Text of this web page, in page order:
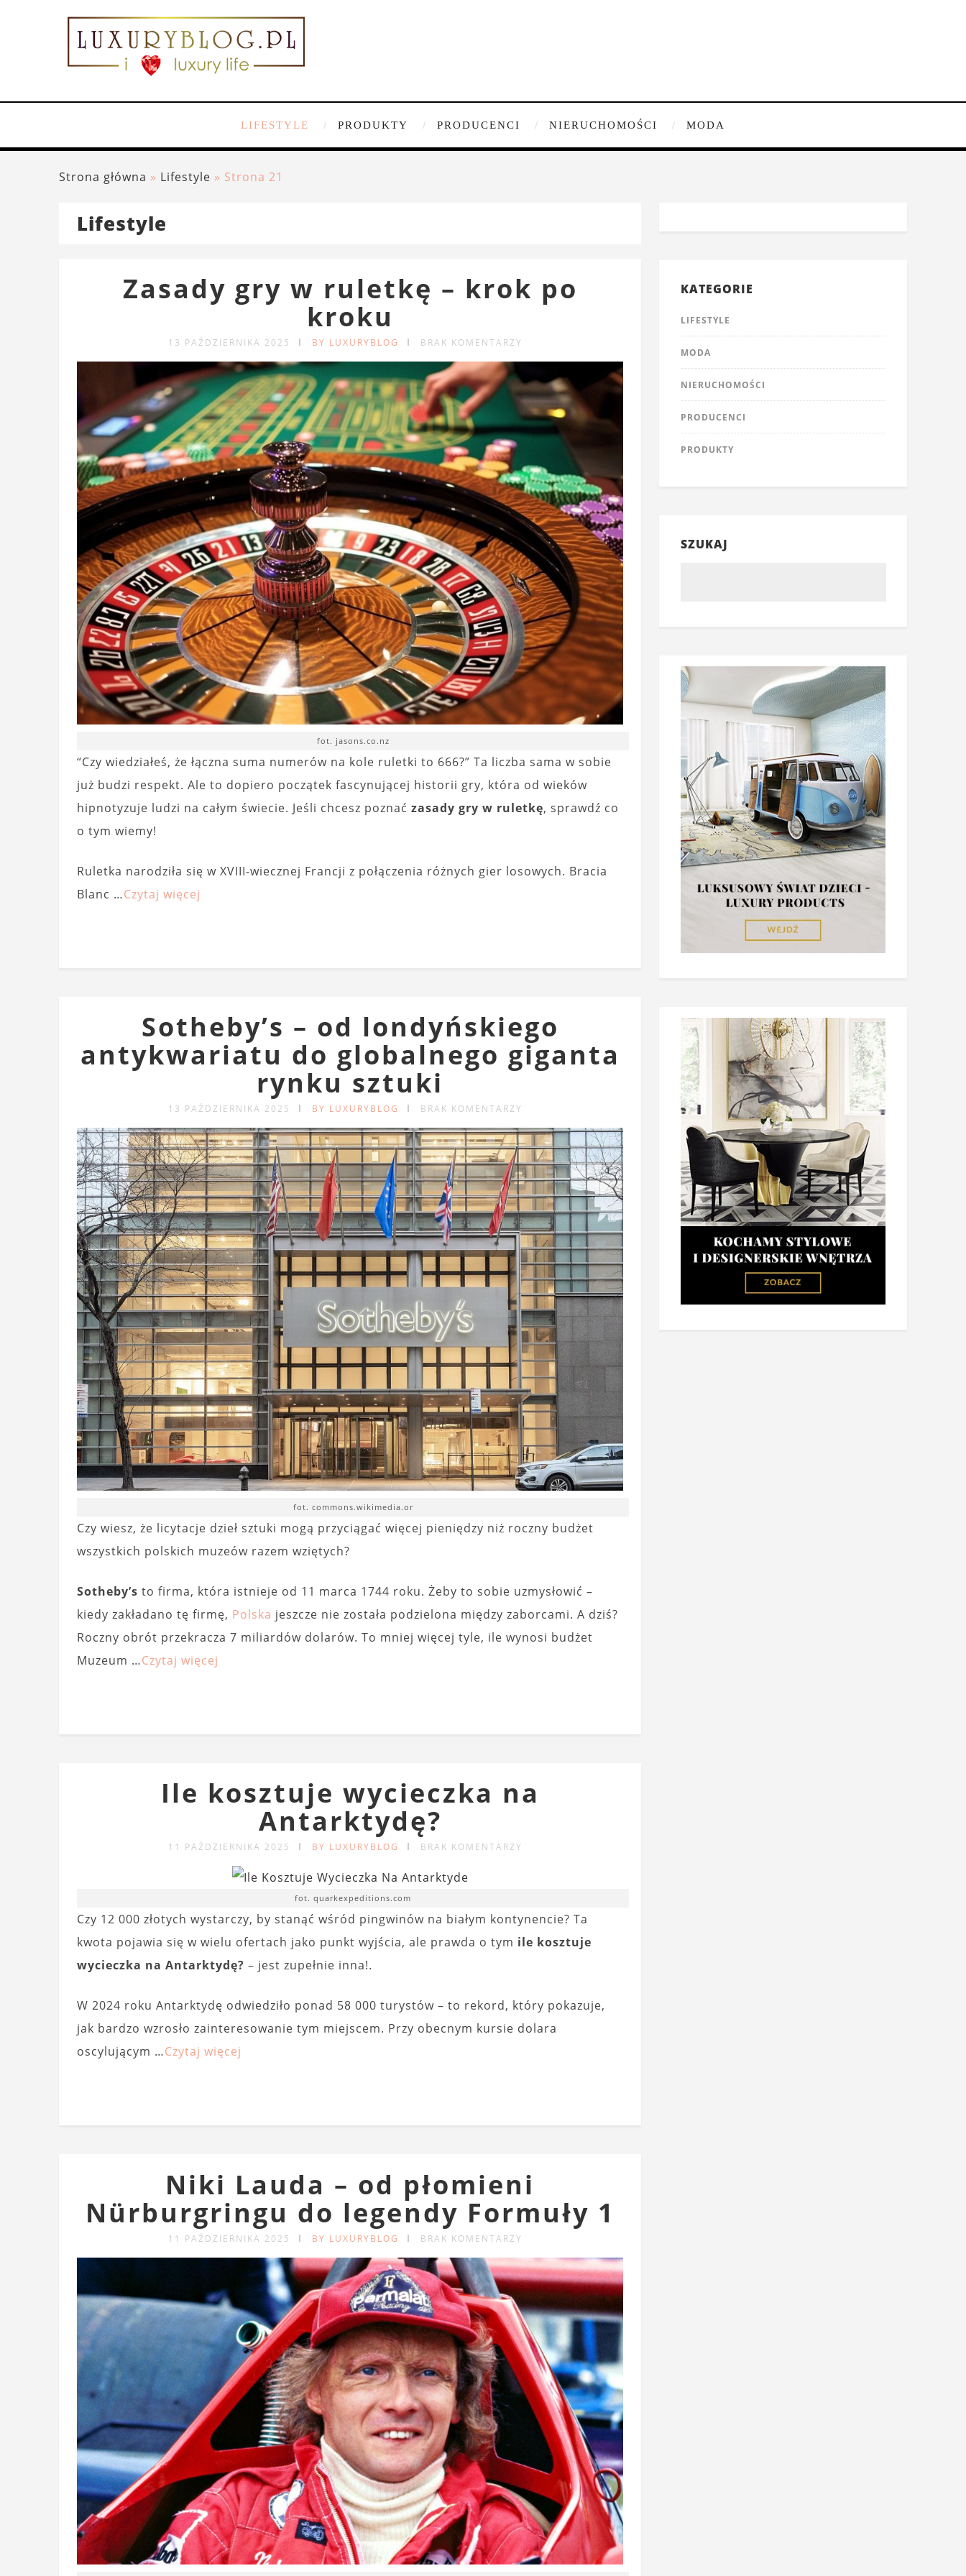
LIFESTYLE PRODUKTY PRODUCENCI NIERUCHOMOŚCI MODA
Strona główna » Lifestyle » Strona 21
Lifestyle
Zasady gry w ruletkę – krok po
kroku
13 PAŹDZIERNIKA 2025 BY LUXURYBLOG BRAK KOMENTARZY
fot. jasons.co.nz
“Czy wiedziałeś, że łączna suma numerów na kole ruletki to 666?” Ta liczba sama w sobie
już budzi respekt. Ale to dopiero początek fascynującej historii gry, która od wieków
hipnotyzuje ludzi na całym świecie. Jeśli chcesz poznać zasady gry w ruletkę, sprawdź co
o tym wiemy!
Ruletka narodziła się w XVIII-wiecznej Francji z połączenia różnych gier losowych. Bracia
Blanc …Czytaj więcej
Sotheby’s – od londyńskiego
antykwariatu do globalnego giganta
rynku sztuki
13 PAŹDZIERNIKA 2025 BY LUXURYBLOG BRAK KOMENTARZY
fot. commons.wikimedia.or
Czy wiesz, że licytacje dzieł sztuki mogą przyciągać więcej pieniędzy niż roczny budżet
wszystkich polskich muzeów razem wziętych?
Sotheby’s to firma, która istnieje od 11 marca 1744 roku. Żeby to sobie uzmysłowić –
kiedy zakładano tę firmę, Polska jeszcze nie została podzielona między zaborcami. A dziś?
Roczny obrót przekracza 7 miliardów dolarów. To mniej więcej tyle, ile wynosi budżet
Muzeum …Czytaj więcej
Ile kosztuje wycieczka na
Antarktydę?
11 PAŹDZIERNIKA 2025 BY LUXURYBLOG BRAK KOMENTARZY
fot. quarkexpeditions.com
Czy 12 000 złotych wystarczy, by stanąć wśród pingwinów na białym kontynencie? Ta
kwota pojawia się w wielu ofertach jako punkt wyjścia, ale prawda o tym ile kosztuje
wycieczka na Antarktydę? – jest zupełnie inna!.
W 2024 roku Antarktydę odwiedziło ponad 58 000 turystów – to rekord, który pokazuje,
jak bardzo wzrosło zainteresowanie tym miejscem. Przy obecnym kursie dolara
oscylującym …Czytaj więcej
Niki Lauda – od płomieni
Nürburgringu do legendy Formuły 1
11 PAŹDZIERNIKA 2025 BY LUXURYBLOG BRAK KOMENTARZY
KATEGORIE
LIFESTYLE
MODA
NIERUCHOMOŚCI
PRODUCENCI
PRODUKTY
SZUKAJ